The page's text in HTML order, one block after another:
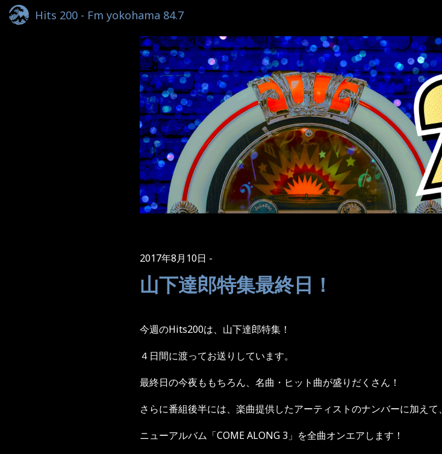
Hits 200 - Fm yokohama 84.7
2017年8月10日
山下達郎特集最終日！
今週のHits200は、山下達郎特集！
４日間に渡ってお送りしています。
最終日の今夜ももちろん、名曲・ヒット曲が盛りだくさん！
さらに番組後半には、楽曲提供したアーティストのナンバーに加えて、
ニューアルバム「COME ALONG 3 」を全曲オンエアします！